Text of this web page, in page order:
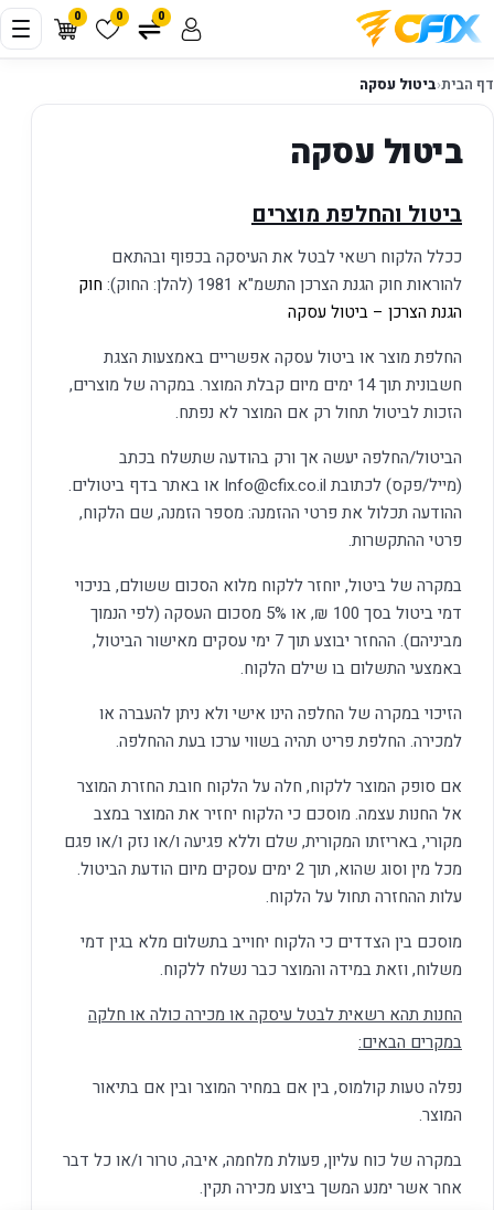
0 0 0
דף הבית‹ביטול עסקה
ביטול עסקה
ביטול והחלפת מוצרים
ככלל הלקוח רשאי לבטל את העיסקה בכפוף ובהתאם
להוראות חוק הגנת הצרכן התשמ"א 1981 (להלן: החוק):
חוק
הגנת הצרכן – ביטול עסקה
החלפת מוצר או ביטול עסקה אפשריים באמצעות הצגת
חשבונית תוך 14 ימים מיום קבלת המוצר. במקרה של מוצרים,
הזכות לביטול תחול רק אם המוצר לא נפתח.
הביטול/החלפה יעשה אך ורק בהודעה שתשלח בכתב
(מייל/פקס) לכתובת Info@cfix.co.il או באתר בדף ביטולים.
ההודעה תכלול את פרטי ההזמנה: מספר הזמנה, שם הלקוח,
פרטי ההתקשרות.
במקרה של ביטול, יוחזר ללקוח מלוא הסכום ששולם, בניכוי
דמי ביטול בסך 100 ₪, או 5% מסכום העסקה (לפי הנמוך
מביניהם). ההחזר יבוצע תוך 7 ימי עסקים מאישור הביטול,
באמצעי התשלום בו שילם הלקוח.
הזיכוי במקרה של החלפה הינו אישי ולא ניתן להעברה או
למכירה. החלפת פריט תהיה בשווי ערכו בעת ההחלפה.
אם סופק המוצר ללקוח, חלה על הלקוח חובת החזרת המוצר
אל החנות עצמה. מוסכם כי הלקוח יחזיר את המוצר במצב
מקורי, באריזתו המקורית, שלם וללא פגיעה ו/או נזק ו/או פגם
מכל מין וסוג שהוא, תוך 2 ימים עסקים מיום הודעת הביטול.
עלות ההחזרה תחול על הלקוח.
מוסכם בין הצדדים כי הלקוח יחוייב בתשלום מלא בגין דמי
משלוח, וזאת במידה והמוצר כבר נשלח ללקוח.
החנות תהא רשאית לבטל עיסקה או מכירה כולה או חלקה
במקרים הבאים:
נפלה טעות קולמוס, בין אם במחיר המוצר ובין אם בתיאור
המוצר.
במקרה של כוח עליון, פעולת מלחמה, איבה, טרור ו/או כל דבר
אחר אשר ימנע המשך ביצוע מכירה תקין.